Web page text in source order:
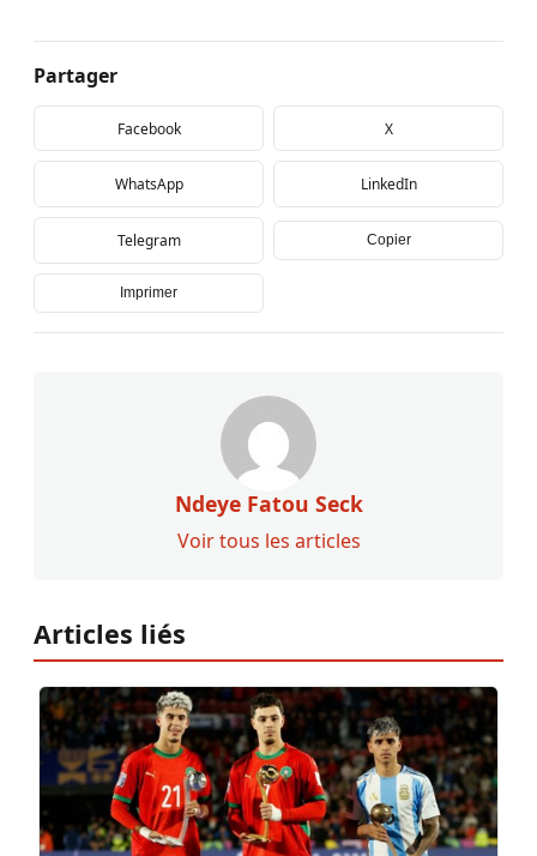
Partager
Facebook X
WhatsApp LinkedIn
Telegram Copier
Imprimer
Ndeye Fatou Seck
Voir tous les articles
Articles liés